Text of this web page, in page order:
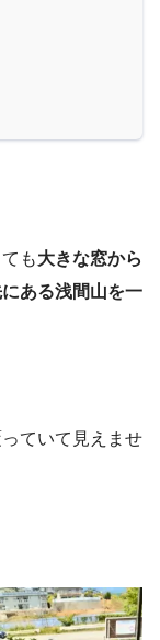
も大きな窓から
ある浅間山を一
ていて見えませ